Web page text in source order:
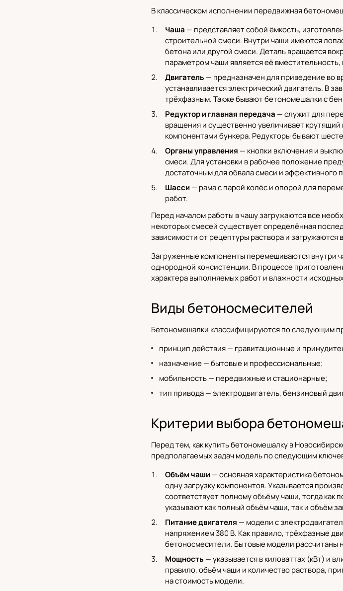
В классическом исполнении передвижная
Чаша — представляет собой ёмкость,
строительной смеси. Внутри чаши имеются
бетона или другой смеси. Деталь вращается
параметром чаши является её вместительность,
Двигатель — предназначен для приведение во
устанавливаетсяэлектрический двигатель. В
трёхфазным. Также бывают бетономешалки с
Редуктор и главная передача — служит для
вращения и существенно увеличивает
компонентами бункера. Редукторы бывают
Органы управления — кнопки включения и
смеси. Для установки в рабочее положение
достаточным для обвала смеси и эффективного
Шасси — рама с парой колёс и опорой для
работ.
Перед началом работы в чашу загружаются все
некоторых смесей существует определённая
зависимости от рецептуры раствора и
Загруженные компоненты перемешиваются внутри
однородной консистенции. В процессе
характера выполняемых работ и влажности
Виды бетоносмесителей
Бетономешалки классифицируются по следующим
принцип действия — гравитационные и
назначение — бытовые и профессиональные;
мобильность — передвижные и стационарные;
тип привода — электродвигатель, бензиновый
Критерии выбора
Перед тем, как купить бетономешалкув
предполагаемых задач модель по следующим
Объём чаши — основная характеристика
одну загрузку компонентов. Указывается
соответствует полному объёму чаши, тогда
указывают как полный объём чаши, так и объём
Питание двигателя — модели с
напряжением 380 В. Как правило, трёхфазные
бетоносмесители. Бытовые модели рассчитаны
Мощность — указывается в киловаттах (кВт) и
правило, объём чаши и количество раствора,
на стоимость модели.